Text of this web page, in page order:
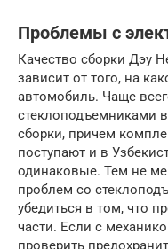
Проблемы с
Качество сборки Дэу
зависит от того, на
автомобиль. Чаще
стеклоподъемниками
сборки, причем
поступают и в
одинаковые. Тем не
проблем со
убедиться в том, что
части. Если с
проверить